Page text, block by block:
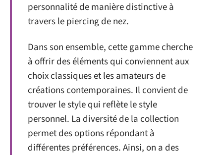
personnalité de manière distinctive à
travers le piercing de nez.
Dans son ensemble, cette gamme cherche
à offrir des éléments qui conviennent aux
choix classiques et les amateurs de
créations contemporaines. Il convient de
trouver le style qui reflète le style
personnel. La diversité de la collection
permet des options répondant à
différentes préférences. Ainsi, on a des